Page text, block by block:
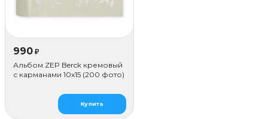
990 ₽
Альбом ZEP Berck кремовый
с карманами 10x15 (200 фото)
Купить